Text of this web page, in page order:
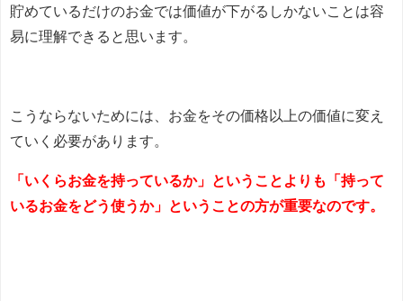
貯めているだけのお金では価値が下がるしかないことは容
易に理解できると思います。
こうならないためには、お金をその価格以上の価値に変え
ていく必要があります。
「いくらお金を持っているか」ということよりも「持って
いるお金をどう使うか」ということの方が重要なのです。